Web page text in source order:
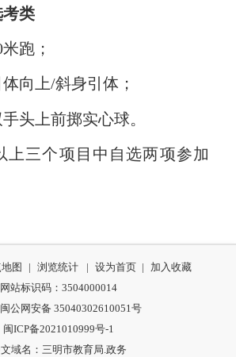
类
跑；
上/斜身引体；
上前掷实心球。
三个项目中自选两项参加
图 | 浏览统计 | 设为首页 |
加入收藏
网站标识码：3504000014
闽公网安备 35040302610051号
闽ICP备2021010999号-1
域名：三明市教育局.政务